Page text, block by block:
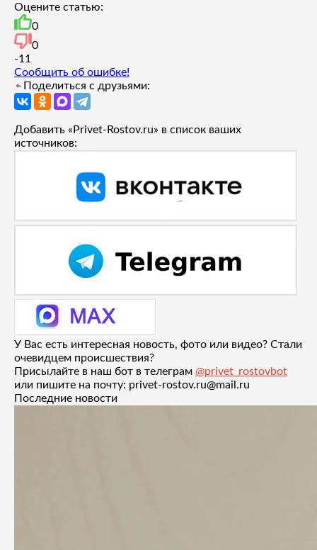
Оцените статью:
0
0
-1 1
Сообщить об ошибке!
Поделиться с друзьями:
Добавить «Privet-Rostov.ru» в список ваших
источников:
У Вас есть интересная новость, фото или видео? Стали
очевидцем происшествия?
Присылайте в наш бот в телеграм @privet_rostovbot
или пишите на почту: privet-rostov.ru@mail.ru
Последние новости